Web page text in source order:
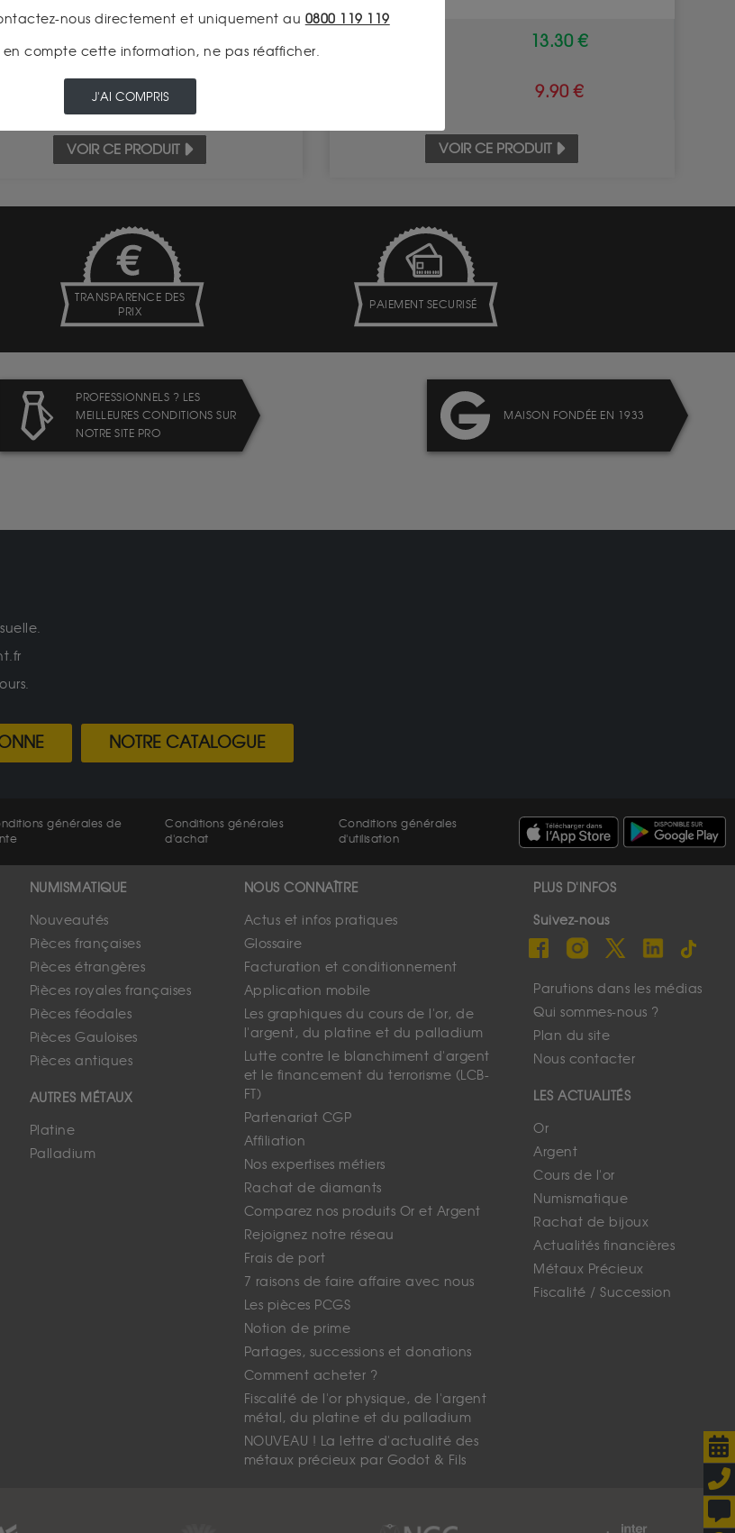
3 943.00 €
3 588.00 €
VOIR CE PRODUIT
13.30 €
9.90 €
VOIR CE PRODUIT
TRANSPARENCE DES
PRIX
PAIEMENT SECURISÉ
PROFESSIONNELS ? LES
MEILLEURES CONDITIONS SUR
NOTRE SITE PRO
MAISON FONDÉE EN 1933
NOTRE CATALOGUE
générales de
Conditions générales
d'achat
Conditions générales
d'utilisation
NUMISMATIQUE
Nouveautés
Pièces françaises
Pièces étrangères
Pièces royales françaises
Pièces féodales
Pièces Gauloises
Pièces antiques
AUTRES MÉTAUX
Platine
Palladium
NOUS CONNAÎTRE
Actus et infos pratiques
Glossaire
Facturation et conditionnement
Application mobile
Les graphiques du cours de l'or, de
l'argent, du platine et du palladium
Lutte contre le blanchiment d'argent
et le financement du terrorisme (LCB-
FT)
Partenariat CGP
Affiliation
Nos expertises métiers
Rachat de diamants
Comparez nos produits Or et Argent
Rejoignez notre réseau
Frais de port
7 raisons de faire affaire avec nous
Les pièces PCGS
Notion de prime
Partages, successions et donations
Comment acheter ?
Fiscalité de l'or physique, de l'argent
métal, du platine et du palladium
NOUVEAU ! La lettre d'actualité des
métaux précieux par Godot & Fils
PLUS D'INFOS
Suivez-nous
Parutions dans les médias
Qui sommes-nous ?
Plan du site
Nous contacter
LES ACTUALITÉS
Or
Argent
Cours de l'or
Numismatique
Rachat de bijoux
Actualités financières
Métaux Précieux
Fiscalité / Succession
nous directement et uniquement au 0800 119 119
en compte cette information, ne pas réafficher.
J'AI COMPRIS